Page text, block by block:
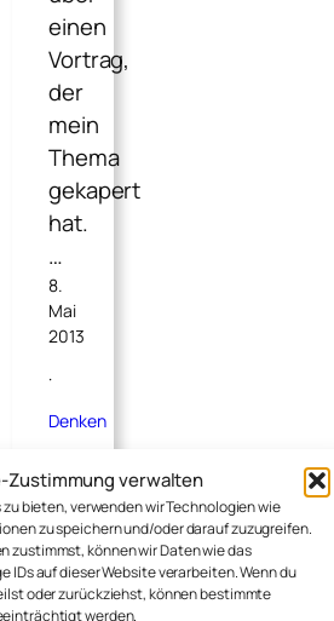
Zustimmung verwalten
bieten, verwenden wir Technologien wie
zu speichern und/oder darauf zuzugreifen.
zustimmst, können wir Daten wie das
IDs auf dieser Website verarbeiten. Wenn du
oder zurückziehst, können bestimmte
werden.
einen
Vortrag,
der
mein
Thema
gekapert
hat.
…
8.
Mai
2013
·
Denken
Pi De